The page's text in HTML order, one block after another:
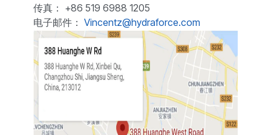
传真： +86 519 6988 1205
电子邮件： Vincentz@hydraforce.com